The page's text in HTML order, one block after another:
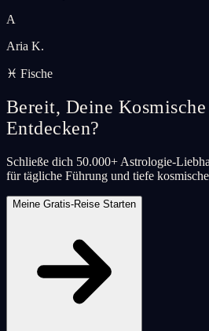
A
Aria K.
♓ Fische
Bereit, Deine
Entdecken?
Schließe dich 50.000+ Astrologie-
für tägliche Führung und tiefe
Meine Gratis-Reise Starten